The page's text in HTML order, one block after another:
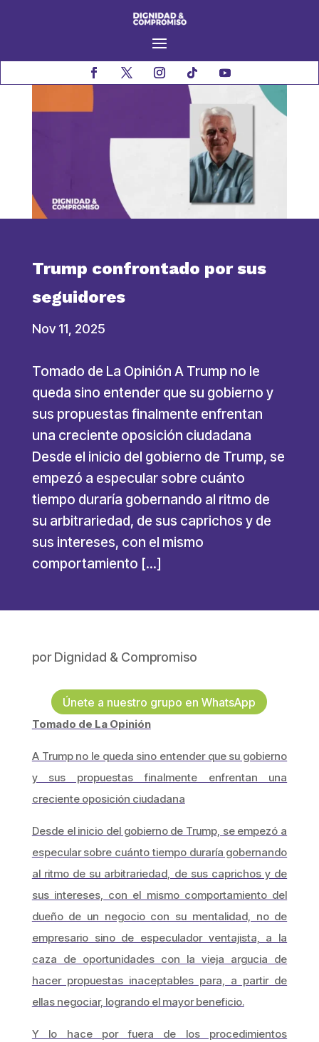
Trump confrontado por sus
seguidores
Nov 11, 2025
Tomado de La Opinión A Trump no le
queda sino entender que su gobierno y
sus propuestas finalmente enfrentan
una creciente oposición ciudadana
Desde el inicio del gobierno de Trump, se
empezó a especular sobre cuánto
tiempo duraría gobernando al ritmo de
su arbitrariedad, de sus caprichos y de
sus intereses, con el mismo
comportamiento […]
porDignidad & Compromiso
Únete a nuestro grupo en WhatsApp
Tomado de La Opinión
A Trump no le queda sino entender que su gobierno
y sus propuestas finalmente enfrentan una
creciente oposición ciudadana
Desde el inicio del gobierno de Trump, se empezó a
especular sobre cuánto tiempo duraría gobernando
al ritmo de su arbitrariedad, de sus caprichos y de
sus intereses, con el mismo comportamiento del
dueño de un negocio con su mentalidad, no de
empresario sino de especulador ventajista, a la
caza de oportunidades con la vieja argucia de
hacer propuestas inaceptables para, a partir de
ellas negociar, logrando el mayor beneficio.
Y lo hace por fuera de los procedimientos